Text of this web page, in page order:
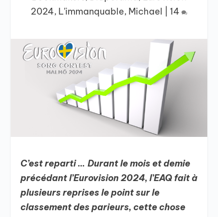
2024, L'immanquable, Michael 14
C’est reparti … Durant le mois et demie
précédant l’Eurovision 2024, l’EAQ fait à
plusieurs reprises le point sur le
classement des parieurs, cette chose